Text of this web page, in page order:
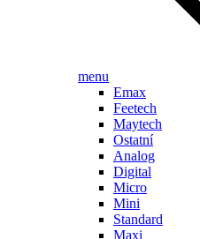
menu
Emax
Feetech
Maytech
Ostatní
Analog
Digital
Micro
Mini
Standard
Maxi